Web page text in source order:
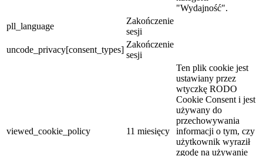
"Wydajność".
pll_language
Zakończenie
sesji
uncode_privacy[consent_types]
Zakończenie
sesji
viewed_cookie_policy 11 miesięcy
Ten plik cookie jest
ustawiany przez
wtyczkę RODO
Cookie Consent i jest
używany do
przechowywania
informacji o tym, czy
użytkownik wyraził
zgodę na używanie